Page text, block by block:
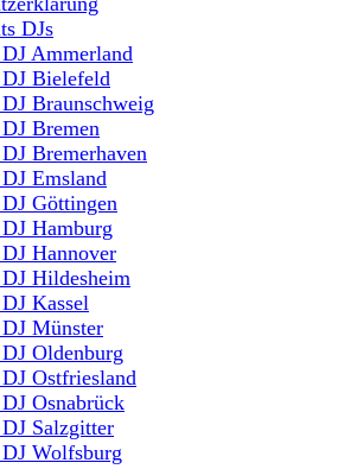
DJs
Ammerland
Bielefeld
Braunschweig
Bremen
Bremerhaven
Emsland
Göttingen
Hamburg
Hannover
Hildesheim
Kassel
Münster
Oldenburg
Ostfriesland
Osnabrück
Salzgitter
Wolfsburg